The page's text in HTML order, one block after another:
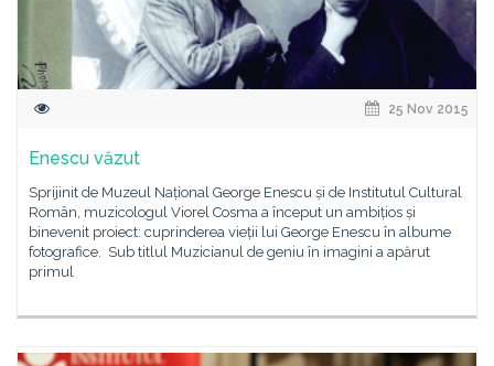
25 Nov 2015
Enescu văzut
Sprijinit de Muzeul Național George Enescu și de Institutul Cultural
Român, muzicologul Viorel Cosma a început un ambițios și
binevenit proiect: cuprinderea vieții lui George Enescu în albume
fotografice. Sub titlul Muzicianul de geniu în imagini a apărut
primul